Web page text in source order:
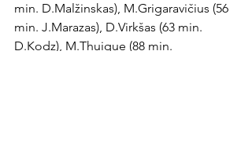
min. D.Malžinskas), M.Grigaravičius (56
min. J.Marazas), D.Virkšas (63 min.
D.Kodz), M.Thuique (88 min.